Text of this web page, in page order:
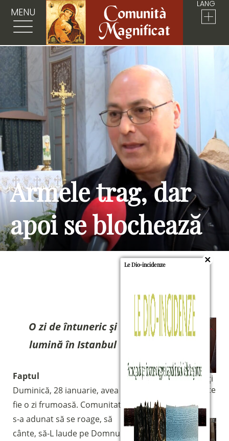
MENU
LANG
Armele trag, dar
apoi se blochează
O zi de întuneric și
lumină în Istanbul
Faptul
Duminică, 28 ianuarie, avea să
fie o zi frumoasă. Comunitatea
s-a adunat să se roage, să
cânte, să-L laude pe Domnul
Cei doi bărbați
mascați înainte
de a intra în
biserică.
Le Dio-incidenze